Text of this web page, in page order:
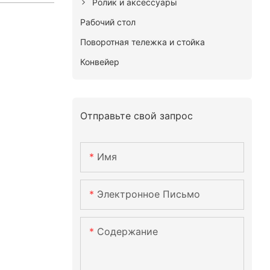
Рабочий стол
Поворотная тележка и стойка
Конвейер
Отправьте свой запрос
Имя
Электронное Письмо
Содержание